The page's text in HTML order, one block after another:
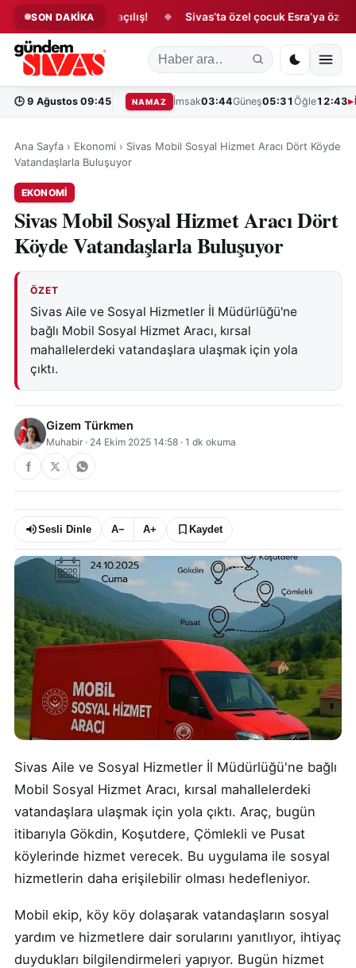
SON DAKİKA
güldüren açılış! ◆ Sivas’ta özel çocuk Esra’ya özel
🕒 9 Ağustos 09:45 NAMAZ İmsak03:44Güneş05:31 Öğle12:43
Ana Sayfa › Ekonomi › Sivas Mobil Sosyal Hizmet Aracı Dört Köyde
Vatandaşlarla Buluşuyor
EKONOMI
Sivas Mobil Sosyal Hizmet Aracı Dört
Köyde Vatandaşlarla Buluşuyor
ÖZET
Sivas Aile ve Sosyal Hizmetler İl Müdürlüğü'ne
bağlı Mobil Sosyal Hizmet Aracı, kırsal
mahallelerdeki vatandaşlara ulaşmak için yola
çıktı.
Gizem Türkmen
Muhabir · 24 Ekim 2025 14:58 · 1 dk okuma
Sesli Dinle A− A+ Kaydet
Sivas Aile ve Sosyal Hizmetler İl Müdürlüğü'ne bağlı
Mobil Sosyal Hizmet Aracı, kırsal mahallelerdeki
vatandaşlara ulaşmak için yola çıktı. Araç, bugün
itibarıyla Gökdin, Koşutdere, Çömlekli ve Pusat
köylerinde hizmet verecek. Bu uygulama ile sosyal
hizmetlerin daha erişilebilir olması hedefleniyor.
Mobil ekip, köy köy dolaşarak vatandaşların sosyal
yardım ve hizmetlere dair sorularını yanıtlıyor, ihtiyaç
duydukları bilgilendirmeleri yapıyor. Bugün hizmet